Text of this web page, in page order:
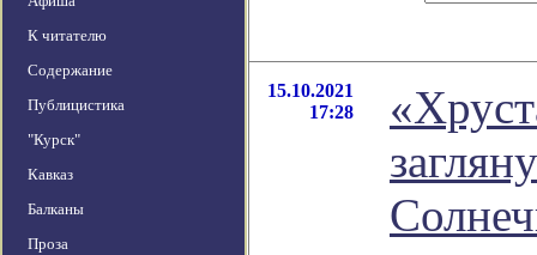
К читателю
Содержание
Публицистика
"Курск"
Кавказ
Балканы
Проза
15.10.2021
17:28